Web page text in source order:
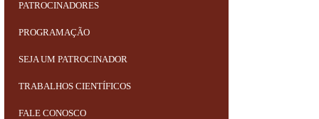
PATROCINADORES
PROGRAMAÇÃO
SEJA UM PATROCINADOR
TRABALHOS CIENTÍFICOS
FALE CONOSCO